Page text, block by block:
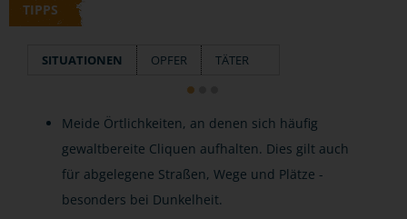
TIPPS
SITUATIONEN OPFER TÄTER
Meide Örtlichkeiten, an denen sich häufig
gewaltbereite Cliquen aufhalten. Dies gilt auch
für abgelegene Straßen, Wege und Plätze -
besonders bei Dunkelheit.